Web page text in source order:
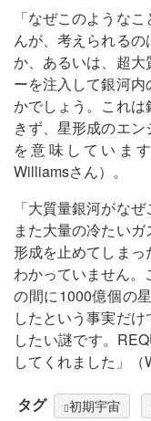
「なぜこのような
んが、考えられる
か、あるいは、超
ーを注入して銀河
かでしょう。これ
きず、星形成のエ
を意味していま
Williamsさん）。
「大質量銀河がな
また大量の冷たい
形成を止めてしま
わかっていません
の間に1000億個の
したという事実だ
したい謎です。
してくれました」（
タグ 初期宇宙